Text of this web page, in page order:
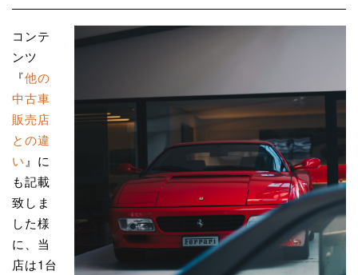
コンテ
ンツ
『他の
中古車
販売店
との違
い 』に
も記載
致しま
した様
に、当
店は1台